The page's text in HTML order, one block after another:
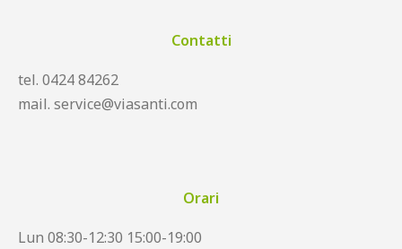
Contatti
tel. 0424 84262
mail. service@viasanti.com
Orari
Lun 08:30-12:30 15:00-19:00